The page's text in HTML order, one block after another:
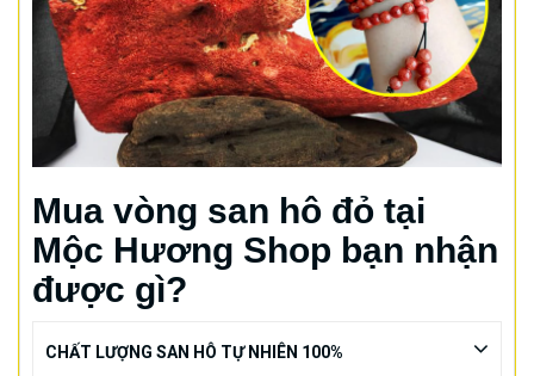
Mua vòng san hô đỏ tại
Mộc Hương Shop bạn nhận
được gì?
CHẤT LƯỢNG SAN HÔ TỰ NHIÊN 100%